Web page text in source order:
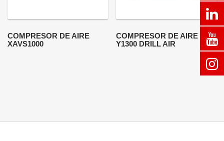
COMPRESOR DE AIRE
XAVS1000
COMPRESOR DE AIRE
Y1300 DRILL AIR